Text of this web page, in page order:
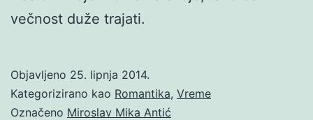
večnost duže trajati.
Objavljeno 25. lipnja 2014.
Kategorizirano kao Romantika, Vreme
Označeno Miroslav Mika Antić